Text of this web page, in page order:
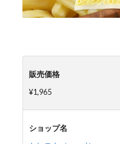
販売価格
¥1,965
ショップ名